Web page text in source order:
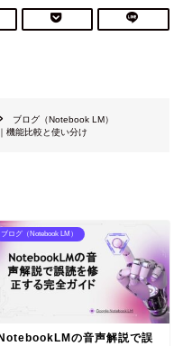
ブログ（Notebook LM）
機能比較と使い分け
ブログ（Notebook LM）
NotebookLMの音声解説で誤